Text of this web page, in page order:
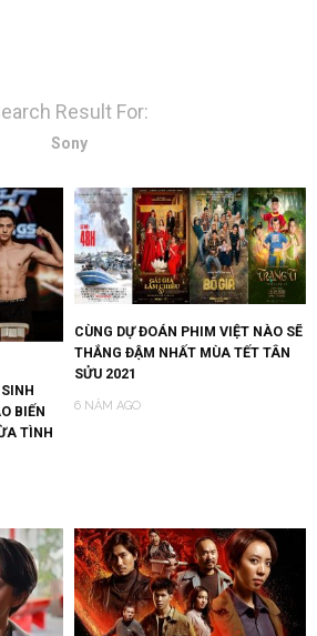
Result For:
Sony
BIẾN
TÌNH
CÙNG DỰ ĐOÁN PHIM VIỆT NÀO SẼ
THẮNG ĐẬM NHẤT MÙA TẾT TÂN
SỬU 2021
6 NĂM AGO